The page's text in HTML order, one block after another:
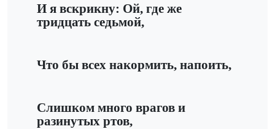
И я вскрикну: Ой, где же
тридцать седьмой,
Что бы всех накормить, напоить,
Слишком много врагов и
разинутых ртов,